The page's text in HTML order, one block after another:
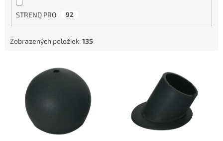
STREND PRO 92
Zobrazených položiek:135